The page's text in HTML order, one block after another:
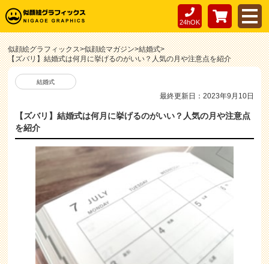
24hOK
似顔絵グラフィックス>似顔絵マガジン>結婚式>
【ズバリ】結婚式は何月に挙げるのがいい？人気の月や注意点を紹介
結婚式
最終更新日：2023年9月10日
【ズバリ】結婚式は何月に挙げるのがいい？人気の月や注意点
を紹介